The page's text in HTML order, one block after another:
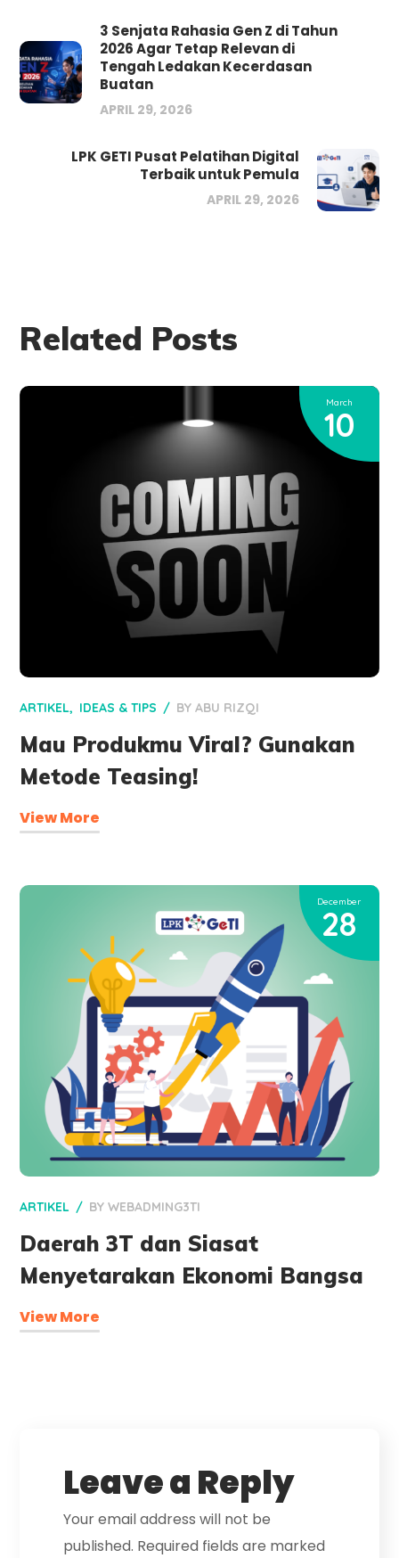
3 Senjata Rahasia Gen Z di Tahun
2026 Agar Tetap Relevan di
Tengah Ledakan Kecerdasan
Buatan
APRIL 29, 2026
LPK GETI Pusat Pelatihan Digital
Terbaik untuk Pemula
APRIL 29, 2026
Related Posts
March
10
ARTIKEL IDEAS & TIPS BYABU RIZQI
Mau Produkmu Viral? Gunakan
Metode Teasing!
View More
December
28
ARTIKEL BYWEBADMING3TI
Daerah 3T dan Siasat
Menyetarakan Ekonomi Bangsa
View More
Leave a Reply
Your email address will not be
published. Required fields are marked